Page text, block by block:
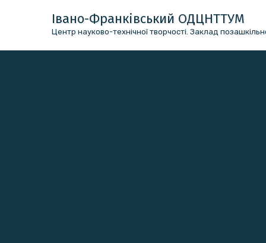
Івано-Франківський ОДЦНТТУМ
Центр науково-технічної творчості. Заклад